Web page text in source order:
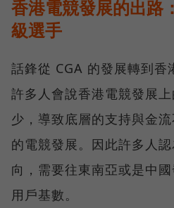
香港電競發展的出路
級選手
話鋒從 CGA 的發展轉到香
許多人會說香港電競發展
少，導致底層的支持與金
的電競發展。因此許多人
向，需要往東南亞或是中
用戶基數。